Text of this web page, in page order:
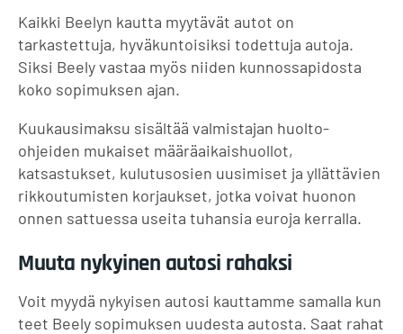
Kaikki Beelyn kautta myytävät autot on
tarkastettuja, hyväkuntoisiksi todettuja autoja.
Siksi Beely vastaa myös niiden kunnossapidosta
koko sopimuksen ajan.
Kuukausimaksu sisältää valmistajan huolto-
ohjeiden mukaiset määräaikaishuollot,
katsastukset, kulutusosien uusimiset ja yllättävien
rikkoutumisten korjaukset, jotka voivat huonon
onnen sattuessa useita tuhansia euroja kerralla.
Muuta nykyinen autosi rahaksi
Voit myydä nykyisen autosi kauttamme samalla kun
teet Beely sopimuksen uudesta autosta. Saat rahat